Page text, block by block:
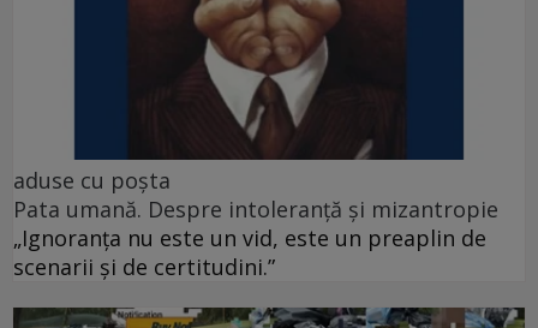
aduse cu poșta
Pata umană. Despre intoleranță și mizantropie
„Ignoranța nu este un vid, este un preaplin de
scenarii și de certitudini.”